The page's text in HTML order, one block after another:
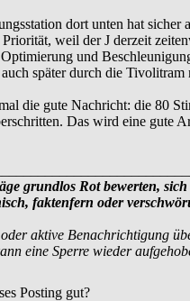
dort unten hat
weil der J derzeit
und
später durch die
die gute Nachricht: die 80
Das wird eine gute
grundlos Rot bewerten,
faktenfern oder
aktive Benachrichtigung
eine Sperre wieder
Posting gut?